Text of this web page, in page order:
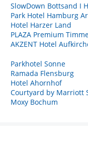
SlowDown Bottsand I
Park Hotel Hamburg
Hotel Harzer Land
PLAZA Premium
AKZENT Hotel
Parkhotel Sonne
Ramada Flensburg
Hotel Ahornhof
Courtyard by Marriott
Moxy Bochum